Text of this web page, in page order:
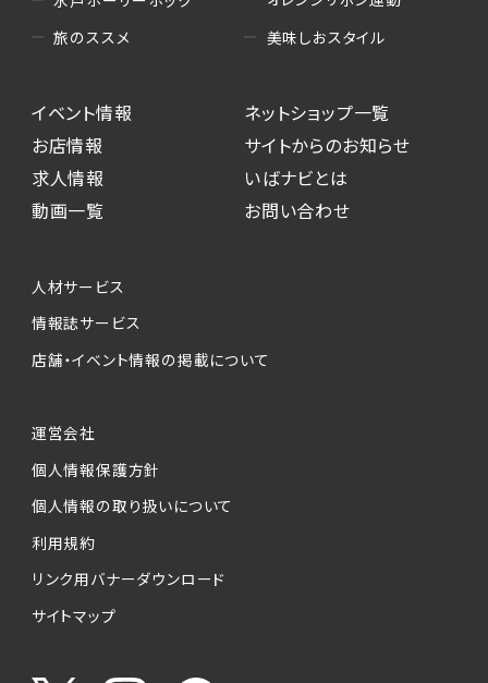
旅のススメ
美味しおスタイル
イベント情報
お店情報
求人情報
動画一覧
ネットショップ一覧
サイトからのお知らせ
いばナビとは
お問い合わせ
人材サービス
情報誌サービス
店舗・イベント情報の掲載について
運営会社
個人情報保護方針
個人情報の取り扱いについて
利用規約
リンク用バナーダウンロード
サイトマップ